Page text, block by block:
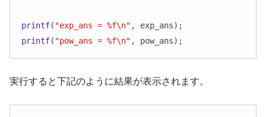
printf( "exp_ans = %f\n"
printf( "pow_ans = %f\n" , pow_ans);
実行すると下記のように結果が表示されます。